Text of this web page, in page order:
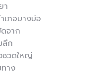
า
เภอบางบ่อ
จาก
ลึก
ชวดใหญ่
าง